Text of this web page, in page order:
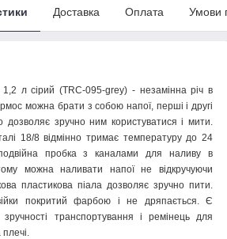
Доставка Оплата Умови
л сірий (TRC-095-grey) - незамінна річ в
можна брати з собою напої, перші і другі
дозволяє зручно ним користуватися і мити.
18/8 відмінно тримає температуру до 24
пробка з каналами для наливу в
можна наливати напої не відкручуючи
пластикова піала дозволяє зручно пити.
покритий фарбою і не дряпається. Є
транспортування і ремінець для